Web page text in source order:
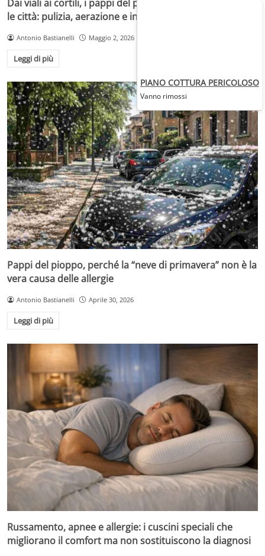
Dai viali ai cortili, i pappi del pioppo mettono alla prova
le città: pulizia, aerazione e incendi
Antonio Bastianelli Maggio 2, 2026
Leggi di più
Pappi del pioppo, perché la “neve di primavera” non è la
vera causa delle allergie
Antonio Bastianelli Aprile 30, 2026
Leggi di più
Russamento, apnee e allergie: i cuscini speciali che
migliorano il comfort ma non sostituiscono la diagnosi
PIANO COTTURA PERICOLOSO
Vanno rimossi